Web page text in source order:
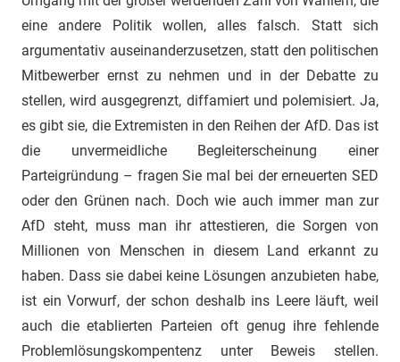
eine andere Politik wollen, alles falsch. Statt sich
argumentativ auseinanderzusetzen, statt den politischen
Mitbewerber ernst zu nehmen und in der Debatte zu
stellen, wird ausgegrenzt, diffamiert und polemisiert. Ja,
es gibt sie, die Extremisten in den Reihen der AfD. Das ist
die unvermeidliche Begleiterscheinung einer
Parteigründung – fragen Sie mal bei der erneuerten SED
oder den Grünen nach. Doch wie auch immer man zur
AfD steht, muss man ihr attestieren, die Sorgen von
Millionen von Menschen in diesem Land erkannt zu
haben. Dass sie dabei keine Lösungen anzubieten habe,
ist ein Vorwurf, der schon deshalb ins Leere läuft, weil
auch die etablierten Parteien oft genug ihre fehlende
Problemlösungskompentenz unter Beweis stellen.